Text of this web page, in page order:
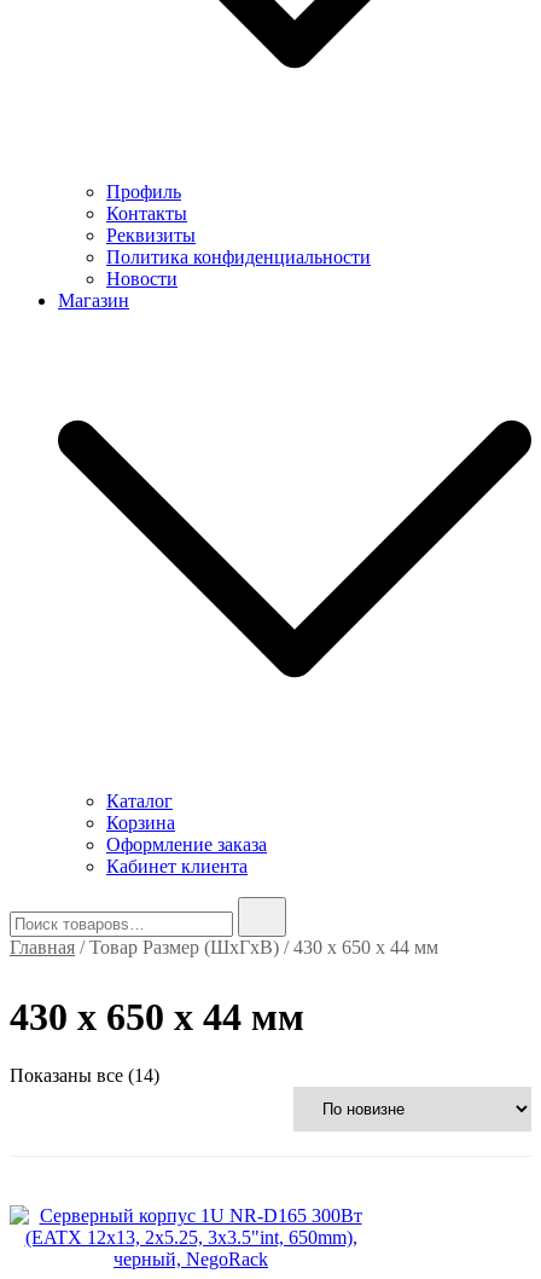
Профиль
Контакты
Реквизиты
Политика конфиденциальности
Новости
Магазин
Каталог
Корзина
Оформление заказа
Кабинет клиента
Главная / Товар Размер (ШxГxВ) / 430 x 650 x 44 мм
430 x 650 x 44 мм
Показаны все (14)Сортировка: